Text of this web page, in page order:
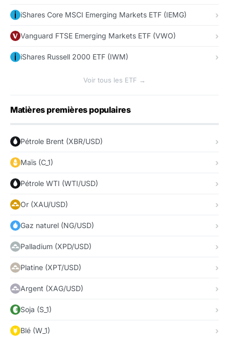
iShares Core MSCI Emerging Markets ETF (IEMG)
Vanguard FTSE Emerging Markets ETF (VWO)
iShares Russell 2000 ETF (IWM)
Voir tous les ETF →
Matières premières populaires
Pétrole Brent (XBR/USD)
Maïs (C_1)
Pétrole WTI (WTI/USD)
Or (XAU/USD)
Gaz naturel (NG/USD)
Palladium (XPD/USD)
Platine (XPT/USD)
Argent (XAG/USD)
Soja (S_1)
Blé (W_1)